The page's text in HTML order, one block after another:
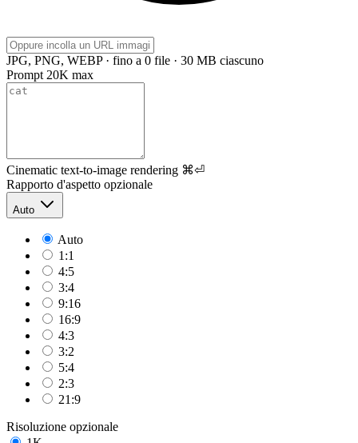
JPG, PNG, WEBP · fino a 0 file · 30 MB ciascuno
Prompt 20K max
Cinematic text-to-image rendering ⌘⏎
Rapporto d'aspetto opzionale
Auto
Auto
1:1
4:5
3:4
9:16
16:9
4:3
3:2
5:4
2:3
21:9
Risoluzione opzionale